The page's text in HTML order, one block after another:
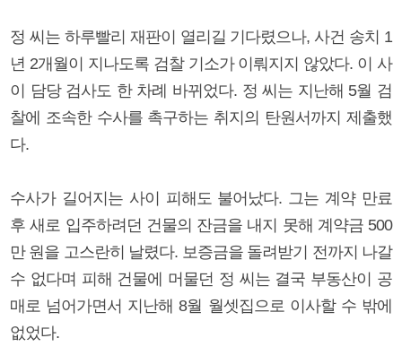
정 씨는 하루빨리 재판이 열리길 기다렸으나, 사건 송치 1
년 2개월이 지나도록 검찰 기소가 이뤄지지 않았다. 이 사
이 담당 검사도 한 차례 바뀌었다. 정 씨는 지난해 5월 검
찰에 조속한 수사를 촉구하는 취지의 탄원서까지 제출했
다.
수사가 길어지는 사이 피해도 불어났다. 그는 계약 만료
후 새로 입주하려던 건물의 잔금을 내지 못해 계약금 500
만 원을 고스란히 날렸다. 보증금을 돌려받기 전까지 나갈
수 없다며 피해 건물에 머물던 정 씨는 결국 부동산이 공
매로 넘어가면서 지난해 8월 월셋집으로 이사할 수 밖에
없었다.